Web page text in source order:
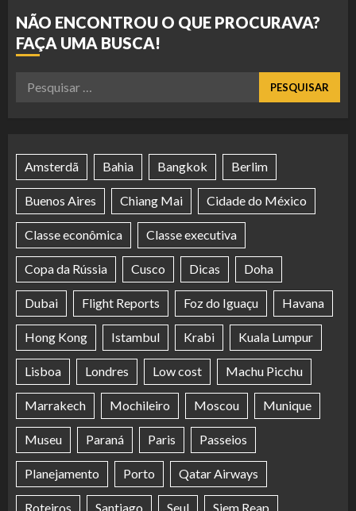
NÃO ENCONTROU O QUE PROCURAVA?
FAÇA UMA BUSCA!
Pesquisar
Amsterdã Bahia Bangkok Berlim
Buenos Aires Chiang Mai Cidade do México
Classe econômica Classe executiva
Copa da Rússia Cusco Dicas Doha
Dubai Flight Reports Foz do Iguaçu Havana
Hong Kong Istambul Krabi Kuala Lumpur
Lisboa Londres Low cost Machu Picchu
Marrakech Mochileiro Moscou Munique
Museu Paraná Paris Passeios
Planejamento Porto Qatar Airways
Roteiros Santiago Seul Siem Reap